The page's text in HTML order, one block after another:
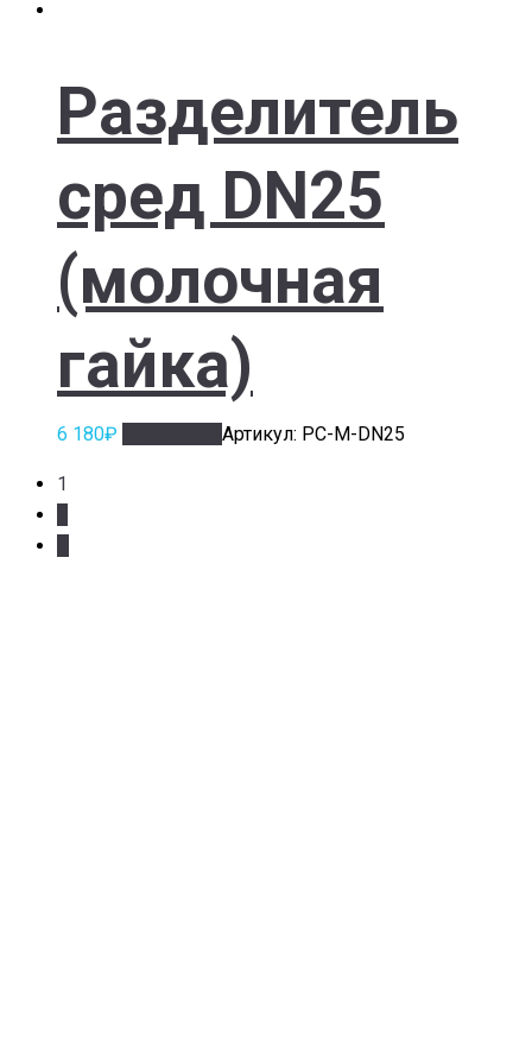
Разделитель
сред DN25
(молочная
гайка)
6 180₽ Артикул: РС-М-DN25
1